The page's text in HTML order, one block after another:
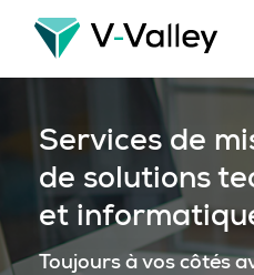
Skip
main
Services de
de solutions
et
Toujours à vos côtés